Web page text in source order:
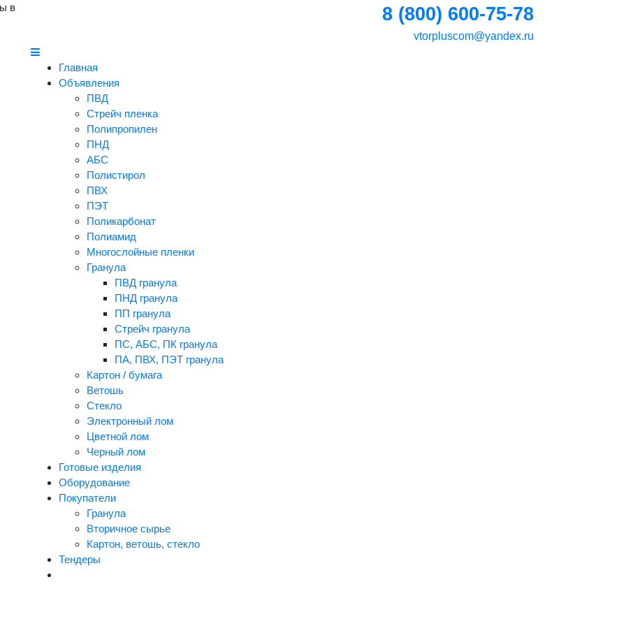
в 8 (800) 600-75-78
vtorpluscom@yandex.ru
Главная
Объявления
ПВД
Стрейч пленка
Полипропилен
ПНД
АБС
Полистирол
ПВХ
ПЭТ
Поликарбонат
Полиамид
Многослойные пленки
Гранула
ПВД гранула
ПНД гранула
ПП гранула
Стрейч гранула
ПС, АБС, ПК гранула
ПА, ПВХ, ПЭТ гранула
Картон / бумага
Ветошь
Стекло
Электронный лом
Цветной лом
Черный лом
Готовые изделия
Оборудование
Покупатели
Гранула
Вторичное сырье
Картон, ветошь, стекло
Тендеры